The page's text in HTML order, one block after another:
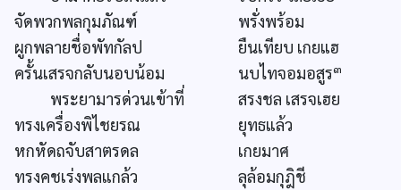
จัดพวกพลกุมภัณฑ์
พรั่งพร้อม
ผูกพลายชื่อพัทกัลป
ยืนเทียบ เกยแฮ
ครั้นเสรจกลับนอบน้อม
นบไทจอมอสูร๓
พระยามารด่วนเข้าที่
สรงชล เสรจเฮย
ทรงเครื่องพิไชยรณ
ยุทธแล้ว
หกหัดถจับสาตรดล
เกยมาศ
ทรงคชเร่งพลแกล้ว
ลุล้อมกุฎิชี